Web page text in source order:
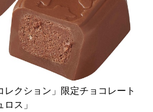
レクション」限定チョコレート
ス」